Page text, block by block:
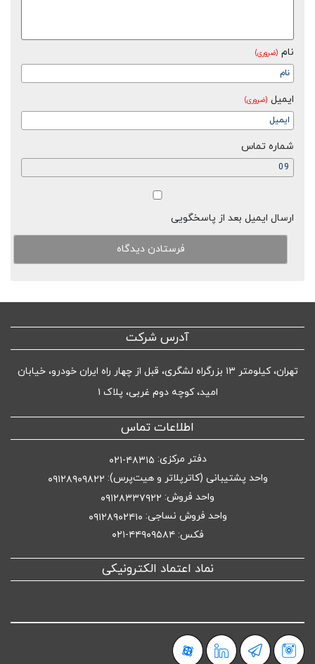
نام (ضروری)
ایمیل (ضروری)
شماره تماس
ارسال ایمیل بعد از پاسخگویی
آدرس شرکت
تهران، کیلومتر ۱۳ بزرگراه لشگری، قبل از چهار راه ایران خودرو، خیابان
امید، کوچه دوم غربی، پلاک ۱
اطلاعات تماس
دفتر مرکزی: ۴۸۳۱۵-۰۲۱
واحد پشتیبانی (کاترپلاتر و هیت‌پرس): ۰۹۱۲۸۹۰۹۸۲۲
واحد فروش: ۰۹۱۲۸۳۳۷۹۲۲
واحد فروش نساجی: ۰۹۱۲۸۹۰۲۴۱۰
فکس: ۴۴۹۰۹۵۸۴-۰۲۱
نماد اعتماد الکترونیکی